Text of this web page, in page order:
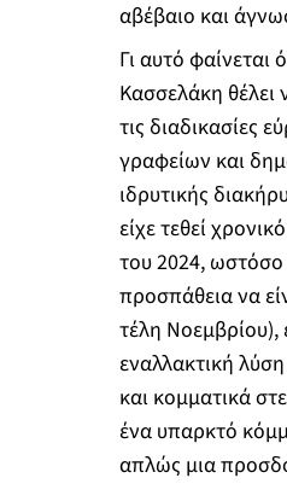
αβέβαιο και
Γι αυτό φαίνεται
Κασσελάκη θέλει
τις διαδικασίες
γραφείων και
ιδρυτικής
είχε τεθεί
του 2024, ωστόσο
προσπάθεια να
τέλη Νοεμβρίου),
εναλλακτική
και κομματικά
ένα υπαρκτό
απλώς μια